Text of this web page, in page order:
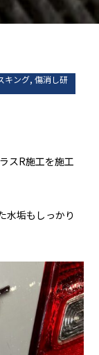
キング,傷消し研
スR施工を施工
水垢もしっかり